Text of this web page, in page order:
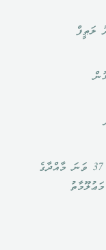
ލަޠީފް
މަޢުލޫމާތު ހޯދައި ލިބިގަތުމުގެ ޙައްޤުގެ ޤާނޫނުގެ 37 ވަނަ މާއްދާގެ